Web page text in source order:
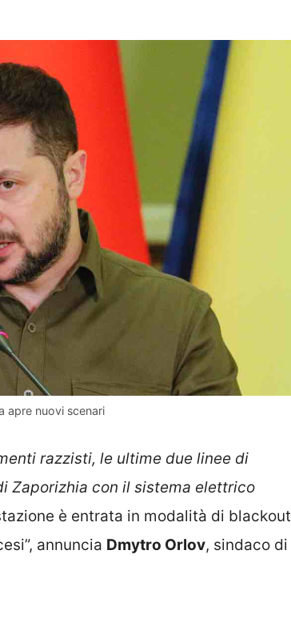
apre nuovi scenari
razzisti, le ultime due linee di
Zaporizhia con il sistema elettrico
è entrata in modalità di blackout
annuncia Dmytro Orlov, sindaco di